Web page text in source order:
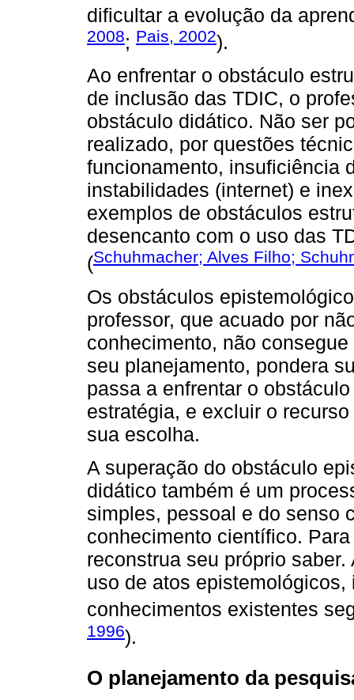
dificultar a evolução da
2008; Pais, 2002).
Ao enfrentar o obstáculo
de inclusão das TDIC, o
obstáculo didático. Não ser
realizado, por questões
funcionamento, insuficiência
instabilidades (internet) e
exemplos de obstáculos
desencanto com o uso das
(Schuhmacher; Alves Filho;
Os obstáculos
professor, que acuado por
conhecimento, não
seu planejamento, pondera
passa a enfrentar o
estratégia, e excluir o
sua escolha.
A superação do obstáculo
didático também é um
simples, pessoal e do senso
conhecimento científico.
reconstrua seu próprio
uso de atos
conhecimentos existentes
1996).
O planejamento da